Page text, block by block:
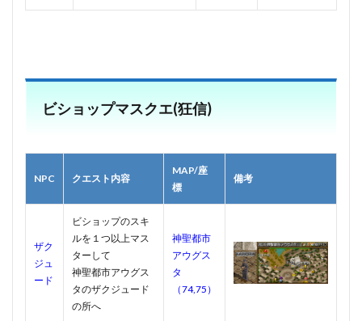
ビショップマスクエ(狂信)
NPC クエスト内容
MAP/座
標
備考
ザク
ジュ
ード
ビショップのスキ
ルを１つ以上マス
ターして
神聖都市アウグス
タのザクジュード
の所へ
神聖都市
アウグス
タ
（74,75）